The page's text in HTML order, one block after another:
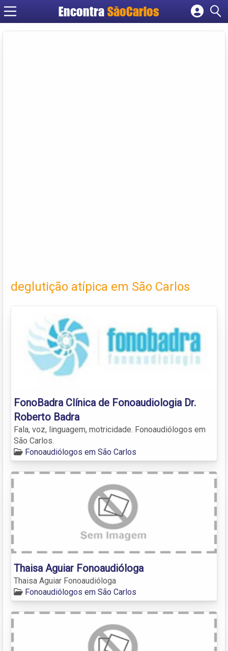
EncontraSãoCarlos
Cadastrar empresa
deglutição atípica em São Carlos
FonoBadra Clínica de Fonoaudiologia Dr.
Roberto Badra
Fala, voz, linguagem, motricidade. Fonoaudiólogos em
São Carlos.
Fonoaudiólogos em São Carlos
Thaisa Aguiar Fonoaudióloga
Thaisa Aguiar Fonoaudióloga
Fonoaudiólogos em São Carlos